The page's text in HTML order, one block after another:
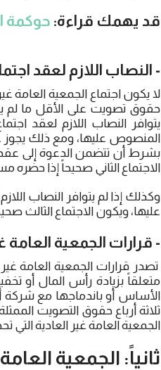
قد يهمك قراءة: حوكمة
- النصاب اللازم لعقد
لا يكون اجتماع الجمعية
حقوق تصويت على الأقل ما لم
يتوافر النصاب اللازم لعقد
المنصوص عليها، ومع ذلك يجوز
بشرط أن تتضمن الدعوة إلى عقد
الاجتماع الثاني صحيحاً إذا
وكذلك إذا لم يتوافر النصاب
عليها، ويكون الاجتماع الثالث
- قرارات الجمعية العامة
تصدر قرارات الجمعية العامة
متعلقاً بزيادة رأس المال أو
الأساس أو باندماجها مع شركة
ثلاثة أرباع حقوق التصويت
الجمعية العامة غير العادية
ثانياً: الجمعية